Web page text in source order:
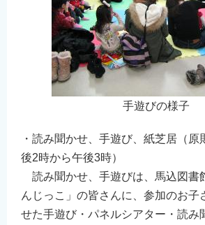
手遊びの様子
・読み聞かせ、手遊び、紙芝居（原
後2時から午後3時）
読み聞かせ、手遊びは、馬込図書
んじっこ」の皆さんに、参加のお子
せた手遊び・パネルシアター・読み